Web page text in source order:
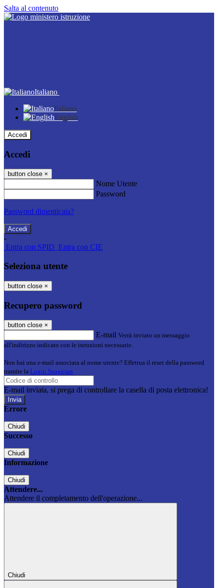
Salta al contenuto
Italiano
Italiano
English
Accedi
Accedi
button close ×
Nome Utente
Password
Password dimenticata?
-
Entra con SPID Entra con CIE
Seleziona utente
button close ×
Recupero password
button close ×
E-mail Verrà inviato un messaggio
all'indirizzo indicato con le istruzioni necessarie.
Non hai una e-mail associata al nome utente? Effettua il reset della password
tramite la Login Spaggiari
E-mail inviata, si prega di controllare la casella di posta elettronica!
Errore
Chiudi
Successo
Chiudi
Informazione
Chiudi
Attendere...
Attendere il completamento dell'operazione...
Chiudi